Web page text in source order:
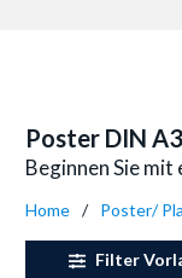
Poster DIN
Beginnen Sie mit
Home Poster/
Filter